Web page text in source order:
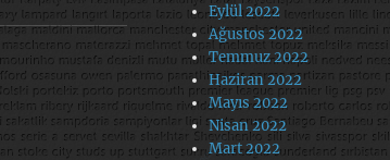
Eylül 2022
Ağustos 2022
Temmuz 2022
Haziran 2022
Mayıs 2022
Nisan 2022
Mart 2022